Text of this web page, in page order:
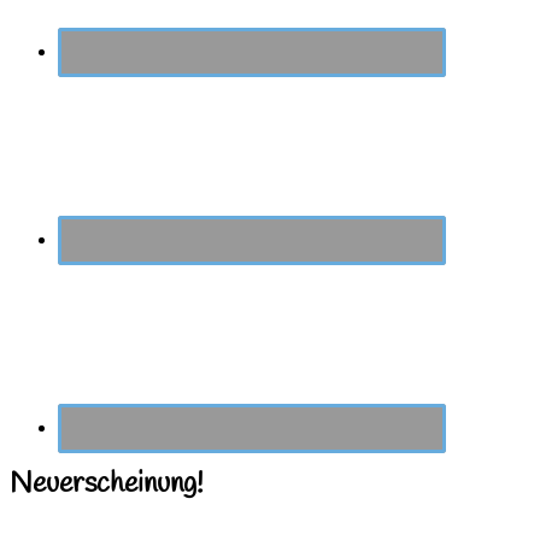
Neuerscheinung!